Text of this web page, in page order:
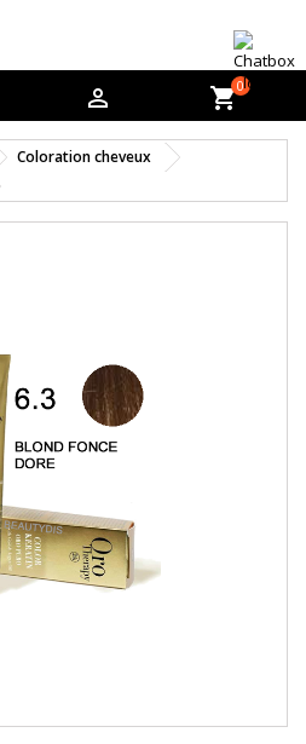
 shopping_cart0
Coloration cheveux